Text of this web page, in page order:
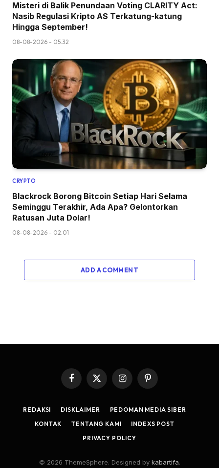
Misteri di Balik Penundaan Voting CLARITY Act:
Nasib Regulasi Kripto AS Terkatung-katung
Hingga September!
08-08-2026 - 05.32
CRYPTO
Blackrock Borong Bitcoin Setiap Hari Selama
Seminggu Terakhir, Ada Apa? Gelontorkan
Ratusan Juta Dolar!
08-08-2026 - 02.01
ADD A COMMENT
Facebook
X
InstagramPinterest
REDAKSI DISKLAIMER
PEDOMAN MEDIA SIBER
KONTAK
TENTANG KAMI
INDEXS POST
PRIVACY POLICY
© 2026 ThemeSphere. Designed by kabartifa.